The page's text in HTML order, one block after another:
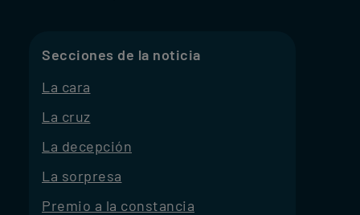
Secciones de la noticia
La cara
La cruz
La decepción
La sorpresa
Premio a la constancia